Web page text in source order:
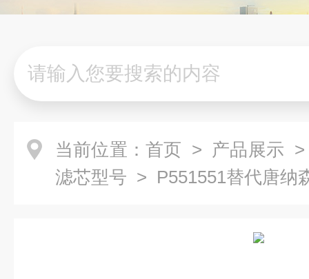
当前位置： 首页 > 产品展示
滤芯型号 > P551551替代唐纳